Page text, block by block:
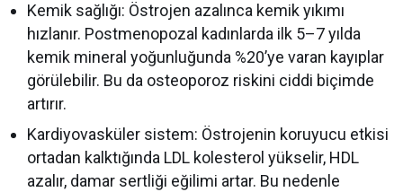
Kemik sağlığı: Östrojen azalınca kemik yıkımı
hızlanır. Postmenopozal kadınlarda ilk 5–7 yılda
kemik mineral yoğunluğunda %20’ye varan kayıplar
görülebilir. Bu da osteoporoz riskini ciddi biçimde
artırır.
Kardiyovasküler sistem: Östrojenin koruyucu etkisi
ortadan kalktığında LDL kolesterol yükselir, HDL
azalır, damar sertliği eğilimi artar. Bu nedenle